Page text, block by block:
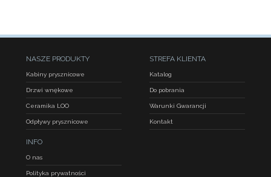
NASZE PRODUKTY
Kabiny prysznicowe
Drzwi wnękowe
Ceramika LOO
Odpływy prysznicowe
STREFA KLIENTA
Katalog
Do pobrania
Warunki Gwarancji
Kontakt
INFO
O nas
Polityka prywatności